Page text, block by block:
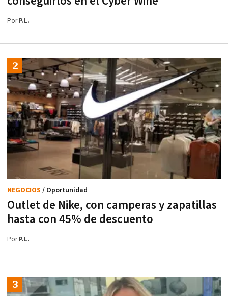
PorP.L.
Outlet de Nike, con camperas y zapatillas
hasta con 45% de descuento
NEGOCIOS / Oportunidad
PorP.L.